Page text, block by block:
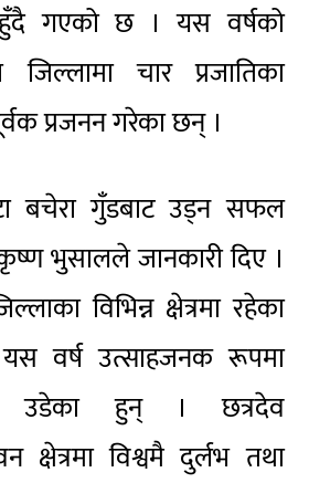
गएको छ । यस वर्षको
चार प्रजातिका
प्रजनन गरेका छन् ।
बचेरा गुँडबाट उड्न सफल
भुसालले जानकारी दिए ।
विभिन्न क्षेत्रमा रहेका
यस वर्ष उत्साहजनक रूपमा
उडेका हुन् । छत्रदेव
क्षेत्रमा विश्वमै दुर्लभ तथा